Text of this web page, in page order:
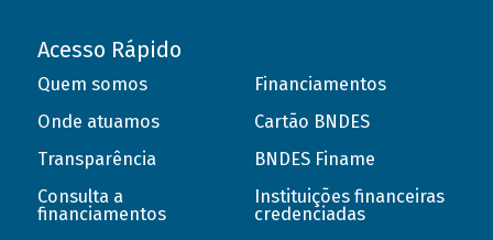
Acesso Rápido
Quem somos
Onde atuamos
Transparência
Consulta a
financiamentos
Financiamentos
Cartão BNDES
BNDES Finame
Instituições financeiras
credenciadas